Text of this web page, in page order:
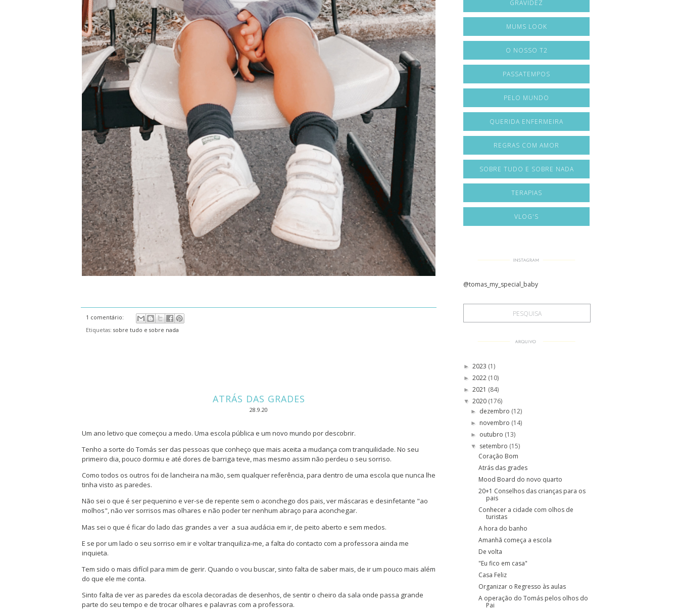
1 comentário:
Etiquetas: sobre tudo e sobre nada
ATRÁS DAS GRADES
28.9.20
Um ano letivo que começou a medo. Uma escola pública e um novo mundo por descobrir.
Tenho a sorte do Tomás ser das pessoas que conheço que mais aceita a mudança com tranquilidade. No seu
primeiro dia, pouco dormiu e até dores de barriga teve, mas mesmo assim não perdeu o seu sorriso.
Como todos os outros foi de lancheira na mão, sem qualquer referência, para dentro de uma escola que nunca lhe
tinha visto as paredes.
Não sei o que é ser pequenino e ver-se de repente sem o aconchego dos pais, ver máscaras e desinfetante "ao
molhos", não ver sorrisos mas olhares e não poder ter nenhum abraço para aconchegar.
Mas sei o que é ficar do lado das grandes a ver a sua audácia em ir, de peito aberto e sem medos.
E se por um lado o seu sorriso em ir e voltar tranquiliza-me, a falta do contacto com a professora ainda me
inquieta.
Tem sido o mais difícil para mim de gerir. Quando o vou buscar, sinto falta de saber mais, de ir um pouco mais além
do que ele me conta.
Sinto falta de ver as paredes da escola decoradas de desenhos, de sentir o cheiro da sala onde passa grande
parte do seu tempo e de trocar olhares e palavras com a professora.
GRAVIDEZ
MUMS LOOK
O NOSSO T2
PASSATEMPOS
PELO MUNDO
QUERIDA ENFERMEIRA
REGRAS COM AMOR
SOBRE TUDO E SOBRE NADA
TERAPIAS
VLOG'S
@tomas_my_special_baby
► 2023 (1)
► 2022 (10)
► 2021 (84)
▼ 2020 (176)
► dezembro (12)
► novembro (14)
► outubro (13)
▼ setembro (15)
Coração Bom
Atrás das grades
Mood Board do novo quarto
20+1 Conselhos das crianças para os
pais
Conhecer a cidade com olhos de
turistas
A hora do banho
Amanhã começa a escola
De volta
"Eu fico em casa"
Casa Feliz
Organizar o Regresso às aulas
A operação do Tomás pelos olhos do
Pai